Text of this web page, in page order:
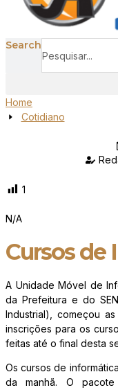
Search
Home
Cotidiano
1
N/A
Cursos de
A Unidade Móvel de
da Prefeitura e do
Industrial), começou
inscrições para os
feitas até o final desta
Os cursos de
da manhã. O